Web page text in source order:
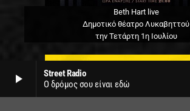
play_arrow
Street Radio
Ο δρόμος σου είναι εδώ
Beth Hart live
Δημοτικό θέατρο Λυκαβηττού
την Τετάρτη 1η Ιουλίου